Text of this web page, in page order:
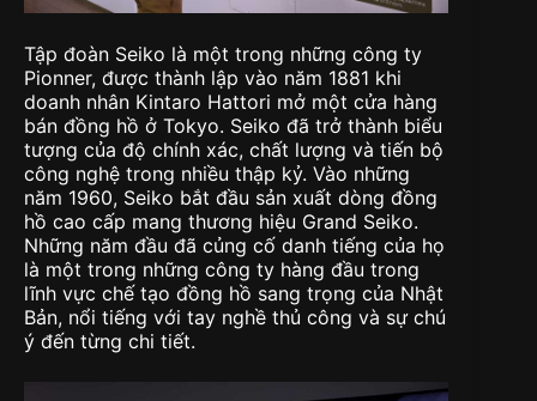
Tập đoàn Seiko là một trong những công ty
Pionner, được thành lập vào năm 1881 khi
doanh nhân Kintaro Hattori mở một cửa hàng
bán đồng hồ ở Tokyo. Seiko đã trở thành biểu
tượng của độ chính xác, chất lượng và tiến bộ
công nghệ trong nhiều thập kỷ. Vào những
năm 1960, Seiko bắt đầu sản xuất dòng đồng
hồ cao cấp mang thương hiệu Grand Seiko.
Những năm đầu đã củng cố danh tiếng của họ
là một trong những công ty hàng đầu trong
lĩnh vực chế tạo đồng hồ sang trọng của Nhật
Bản, nổi tiếng với tay nghề thủ công và sự chú
ý đến từng chi tiết.